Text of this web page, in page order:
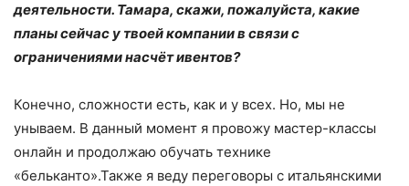
деятельности. Тамара, скажи, пожалуйста, какие
планы сейчас у твоей компании в связи с
ограничениями насчёт ивентов?
Конечно, сложности есть, как и у всех. Но, мы не
унываем. В данный момент я провожу мастер-классы
онлайн и продолжаю обучать технике
«бельканто».Также я веду переговоры с итальянскими